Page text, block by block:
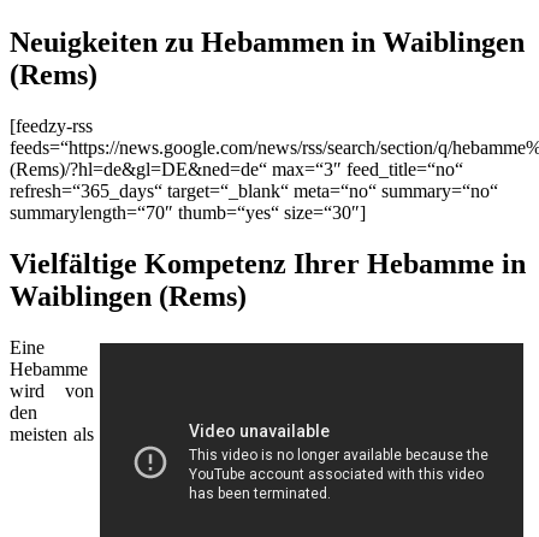
Neuigkeiten zu Hebammen in Waiblingen
(Rems)
[feedzy-rss
feeds=“https://news.google.com/news/rss/search/section/q/
(Rems)/?hl=de&gl=DE&ned=de“ max=“3″ feed_title=“no“
refresh=“365_days“ target=“_blank“ meta=“no“ summary=“no“
summarylength=“70″ thumb=“yes“ size=“30″]
Vielfältige Kompetenz Ihrer Hebamme in
Waiblingen (Rems)
Eine
Hebamme
wird von
den
meisten als